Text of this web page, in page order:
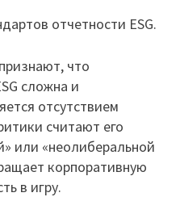
отчетности ESG.
что
сложна и
отсутствием
считают его
или «неолиберальной
корпоративную
в игру.